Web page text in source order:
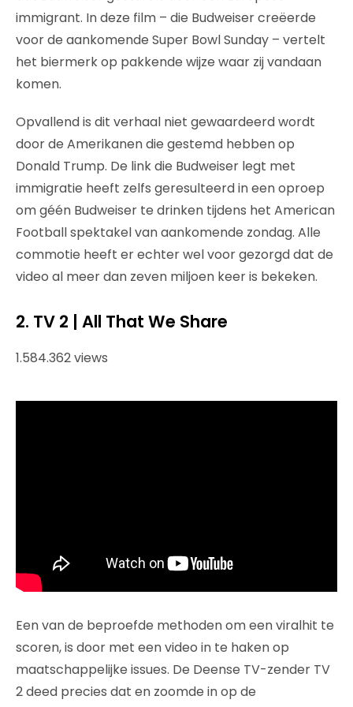
immigrant. In deze film – die Budweiser creëerde
voor de aankomende Super Bowl Sunday – vertelt
het biermerk op pakkende wijze waar zij vandaan
komen.
Opvallend is dit verhaal niet gewaardeerd wordt
door de Amerikanen die gestemd hebben op
Donald Trump. De link die Budweiser legt met
immigratie heeft zelfs geresulteerd in een oproep
om géén Budweiser te drinken tijdens het American
Football spektakel van aankomende zondag. Alle
commotie heeft er echter wel voor gezorgd dat de
video al meer dan zeven miljoen keer is bekeken.
2. TV 2 | All That We Share
1.584.362 views
Een van de beproefde methoden om een viralhit te
scoren, is door met een video in te haken op
maatschappelijke issues. De Deense TV-zender TV
2 deed precies dat en zoomde in op de